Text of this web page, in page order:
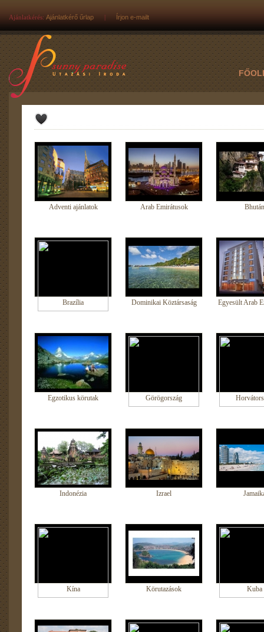
Ajánlatkérés: Ajánlatkérő űrlap | Írjon e-mailt
Adventi ajánlatok Arab Emirátusok Bhután
Brazília Dominikai Köztársaság Egyesült Arab
Egzotikus körutak Görögország
Indonézia Izrael
Kína Körutazások Kuba